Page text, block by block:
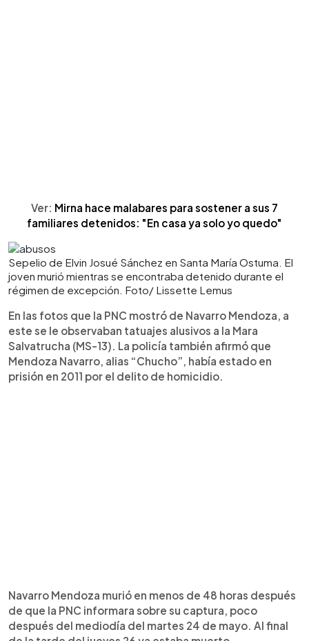
Ver: Mirna hace malabares para sostener a sus 7
familiares detenidos: "En casa ya solo yo quedo"
Sepelio de Elvin Josué Sánchez en Santa María Ostuma. El
joven murió mientras se encontraba detenido durante el
régimen de excepción. Foto/ Lissette Lemus
En las fotos que la PNC mostró de Navarro Mendoza, a
este se le observaban tatuajes alusivos a la Mara
Salvatrucha (MS-13). La policía también afirmó que
Mendoza Navarro, alias “Chucho”, había estado en
prisión en 2011 por el delito de homicidio.
Navarro Mendoza murió en menos de 48 horas después
de que la PNC informara sobre su captura, poco
después del mediodía del martes 24 de mayo. Al final